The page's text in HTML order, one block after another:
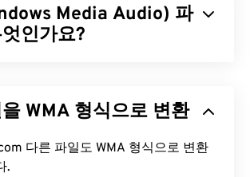
한 결과물입니다. WAV 파일은M4A
다 훨씬 용량이 커서 휴대용 플레이어
어떻게 여나요?
는 기본 플레이어는 Windows Media
또는
Media Audio) 파
인가요?
는 오디오 코덱이자 오디오 형식입니
Voice등 여러 업데이트 버전을 거치
니다. WMA는 Microsoft가 중단한
다른 파일을 WMA 형식으로 변환
일도 WMA 형식으로 변환
.